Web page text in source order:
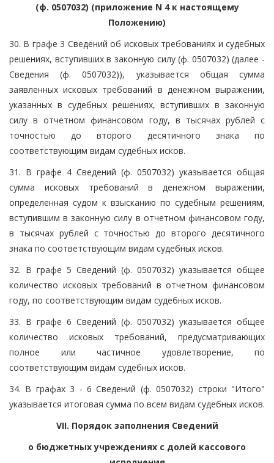
(ф. 0507032) (приложение N 4 к настоящему
Положению)
30. В графе 3 Сведений об исковых требованиях и судебных
решениях, вступивших в законную силу (ф. 0507032) (далее -
Сведения (ф. 0507032)), указывается общая сумма
заявленных исковых требований в денежном выражении,
указанных в судебных решениях, вступивших в законную
силу в отчетном финансовом году, в тысячах рублей с
точностью до второго десятичного знака по
соответствующим видам судебных исков.
31. В графе 4 Сведений (ф. 0507032) указывается общая
сумма исковых требований в денежном выражении,
определенная судом к взысканию по судебным решениям,
вступившим в законную силу в отчетном финансовом году,
в тысячах рублей с точностью до второго десятичного
знака по соответствующим видам судебных исков.
32. В графе 5 Сведений (ф. 0507032) указывается общее
количество исковых требований в отчетном финансовом
году, по соответствующим видам судебных исков.
33. В графе 6 Сведений (ф. 0507032) указывается общее
количество исковых требований, предусматривающих
полное или частичное удовлетворение, по
соответствующим видам судебных исков.
34. В графах 3 - 6 Сведений (ф. 0507032) строки "Итого"
указывается итоговая сумма по всем видам судебных исков.
VII. Порядок заполнения Сведений
о бюджетных учреждениях с долей кассового